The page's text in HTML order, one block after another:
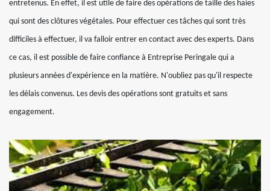
entretenus. En effet, il est utile de faire des opérations de taille des haies
qui sont des clôtures végétales. Pour effectuer ces tâches qui sont très
difficiles à effectuer, il va falloir entrer en contact avec des experts. Dans
ce cas, il est possible de faire confiance à Entreprise Peringale qui a
plusieurs années d'expérience en la matière. N'oubliez pas qu'il respecte
les délais convenus. Les devis des opérations sont gratuits et sans
engagement.